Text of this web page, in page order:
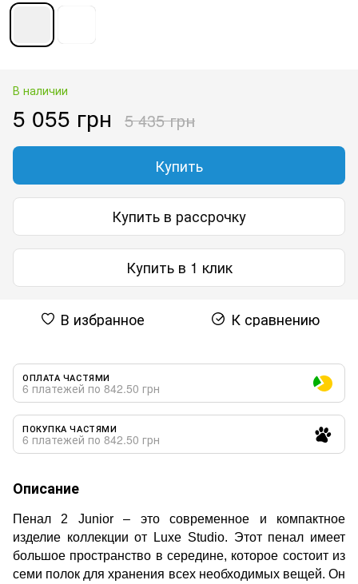
В наличии
5 055 грн 5 435 грн
Купить
Купить в рассрочку
Купить в 1 клик
В избранное К сравнению
ОПЛАТА ЧАСТЯМИ
6 платежей по 842.50 грн
ПОКУПКА ЧАСТЯМИ
6 платежей по 842.50 грн
Описание
Пенал 2 Junior – это современное и компактное
изделие коллекции от Luxe Studio. Этот пенал имеет
большое пространство в середине, которое состоит из
семи полок для хранения всех необходимых вещей. Он